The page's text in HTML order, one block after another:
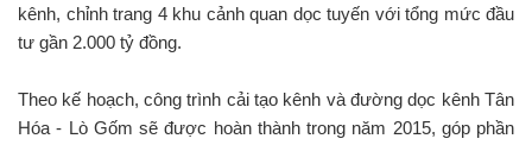
kênh, chỉnh trang 4 khu cảnh quan dọc tuyến với tổng mức đầu
tư gần 2.000 tỷ đồng.
Theo kế hoạch, công trình cải tạo kênh và đường dọc kênh Tân
Hóa - Lò Gốm sẽ được hoàn thành trong năm 2015, góp phần